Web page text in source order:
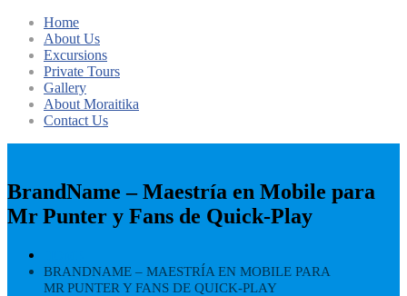
Home
About Us
Excursions
Private Tours
Gallery
About Moraitika
Contact Us
BrandName – Maestría en Mobile para
Mr Punter y Fans de Quick‑Play
BRANDNAME – MAESTRÍA EN MOBILE PARA
MR PUNTER Y FANS DE QUICK‑PLAY